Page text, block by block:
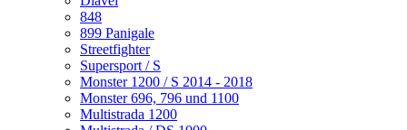
848
899 Panigale
Streetfighter
Supersport / S
Monster 1200 / S 2014 - 2018
Monster 696, 796 und 1100
Multistrada 1200